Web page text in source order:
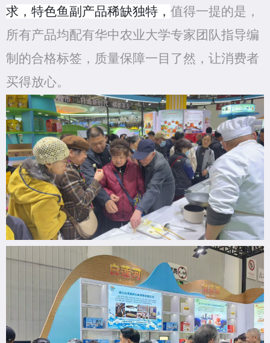
求，特色鱼副产品稀缺独特， 值得一提的是，
所有产品均配有华中农业大学专家 团队指导编
制的合格标签，质量保障一目了然，让消费者
买得放心。